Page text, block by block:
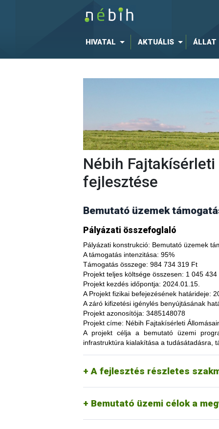
HIVATAL AKTUÁLIS ÁLLAT
Nébih
fejlesztése
Bemutató üzemek
Pályázati összefoglaló
Pályázati konstrukció: Bemutató üzemek
A támogatás intenzitása: 95%
Támogatás összege: 984 734 319 Ft
Projekt teljes költsége összesen: 1 045 434
Projekt kezdés időpontja: 2024.01.15.
A Projekt fizikai befejezésének határideje:
A záró kifizetési igénylés benyújtásának
Projekt azonosítója: 3485148078
Projekt címe: Nébih Fajtakísérleti
A projekt céljaa bemutató üzemi
infrastruktúra kialakítása a tudásátadásra,
A fejlesztés részletes
A fajtakísérleti és fajtakitermesztési
termesztés bizonytalanságából adódó
képesség. A fajtakísérlet során
megszerzési lehetőség, amelynek
túl, az aktuális termelési eljárások és
(fajtákat), környezetvédelmi
kibocsátást, valamint eredményesen
Bemutató üzemi célok a
Tordas
kertészeti (zöldség,
Pölöske
kertészeti (gyümölcs)